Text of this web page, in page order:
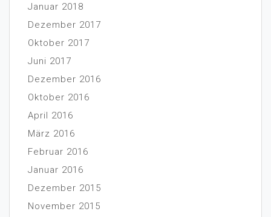
Januar 2018
Dezember 2017
Oktober 2017
Juni 2017
Dezember 2016
Oktober 2016
April 2016
März 2016
Februar 2016
Januar 2016
Dezember 2015
November 2015